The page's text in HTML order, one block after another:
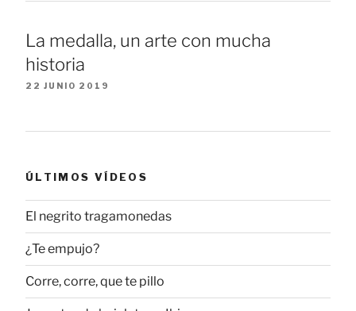
La medalla, un arte con mucha
historia
22 JUNIO 2019
ÚLTIMOS VÍDEOS
El negrito tragamonedas
¿Te empujo?
Corre, corre, que te pillo